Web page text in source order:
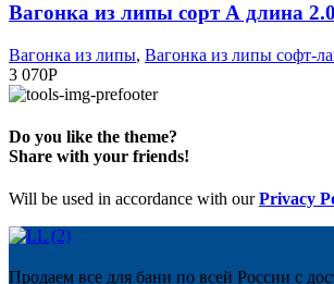
Вагонка из липы сорт А длина
Вагонка из липы, Вагонка из липы софт-
3 070Р
Do you like the theme?
Share with your friends!
Will be used in accordance with ourPrivacy
Продаем все для бани по всей России с